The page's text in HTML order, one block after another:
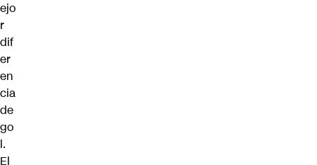
ejo
r
dif
er
en
cia
de
go
l.
El